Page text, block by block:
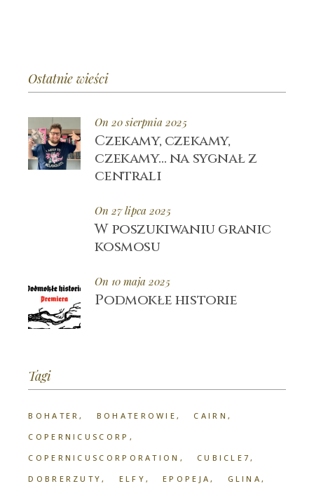
Ostatnie wieści
On 20 sierpnia 2025
Czekamy, czekamy,
czekamy… na sygnał z
centrali
On 27 lipca 2025
W poszukiwaniu granic
kosmosu
On 10 maja 2025
Podmokłe historie
Tagi
BOHATER BOHATEROWIE
CAIRN
COPERNICUSCORP
COPERNICUSCORPORATION
CUBICLE7
DOBRERZUTY
ELFY EPOPEJA
GLINA